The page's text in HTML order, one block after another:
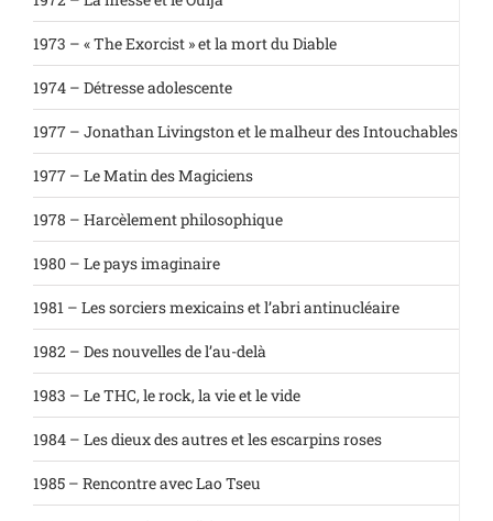
1973 – « The Exorcist » et la mort du Diable
1974 – Détresse adolescente
1977 – Jonathan Livingston et le malheur des Intouchables
1977 – Le Matin des Magiciens
1978 – Harcèlement philosophique
1980 – Le pays imaginaire
1981 – Les sorciers mexicains et l’abri antinucléaire
1982 – Des nouvelles de l’au-delà
1983 – Le THC, le rock, la vie et le vide
1984 – Les dieux des autres et les escarpins roses
1985 – Rencontre avec Lao Tseu